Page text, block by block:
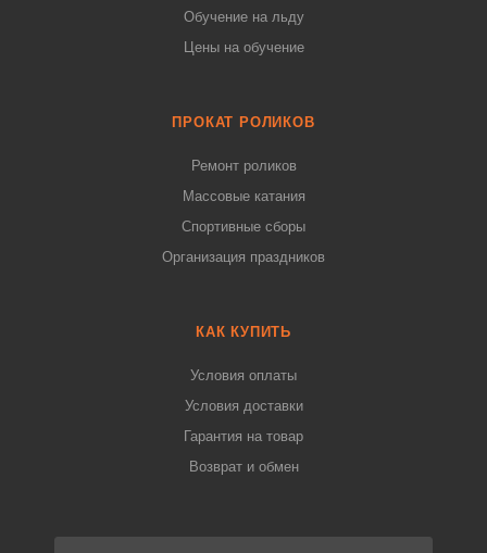
Обучение на льду
Цены на обучение
ПРОКАТ РОЛИКОВ
Ремонт роликов
Массовые катания
Спортивные сборы
Организация праздников
КАК КУПИТЬ
Условия оплаты
Условия доставки
Гарантия на товар
Возврат и обмен